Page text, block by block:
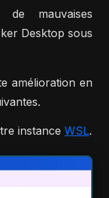
mauvaises
Desktop sous
amélioration en
instance WSL.